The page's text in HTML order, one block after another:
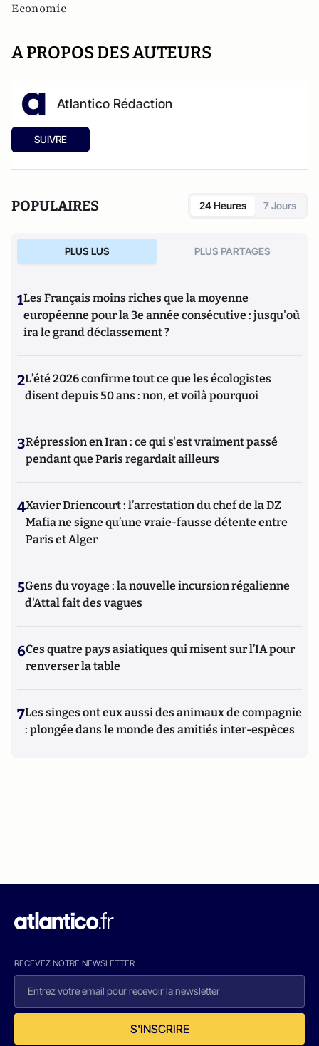
Economie
A PROPOS DES AUTEURS
Atlantico Rédaction
SUIVRE
POPULAIRES 24 Heures 7 Jours
PLUS LUS PLUS PARTAGES
1Les Français moins riches que la moyenne
européenne pour la 3e année consécutive : jusqu'où
ira le grand déclassement ?
2L’été 2026 confirme tout ce que les écologistes
disent depuis 50 ans : non, et voilà pourquoi
3Répression en Iran : ce qui s'est vraiment passé
pendant que Paris regardait ailleurs
4Xavier Driencourt : l’arrestation du chef de la DZ
Mafia ne signe qu’une vraie-fausse détente entre
Paris et Alger
5Gens du voyage : la nouvelle incursion régalienne
d'Attal fait des vagues
6Ces quatre pays asiatiques qui misent sur l’IA pour
renverser la table
7Les singes ont eux aussi des animaux de compagnie
: plongée dans le monde des amitiés inter-espèces
RECEVEZ NOTRE NEWSLETTER
S'INSCRIRE